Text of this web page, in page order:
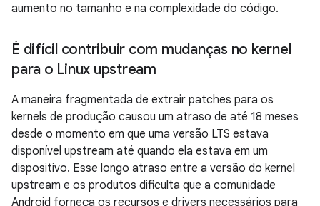
aumento no tamanho e na complexidade do código.
É difícil contribuir com mudanças no kernel
para o Linux upstream
A maneira fragmentada de extrair patches para os
kernels de produção causou um atraso de até 18 meses
desde o momento em que uma versão LTS estava
disponível upstream até quando ela estava em um
dispositivo. Esse longo atraso entre a versão do kernel
upstream e os produtos dificulta que a comunidade
Android forneça os recursos e drivers necessários para